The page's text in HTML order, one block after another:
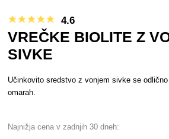
4.6
VREČKE BIOLITE Z
SIVKE
Učinkovito sredstvo z vonjem sivke se
omarah.
Najnižja cena v zadnjih 30 dneh: